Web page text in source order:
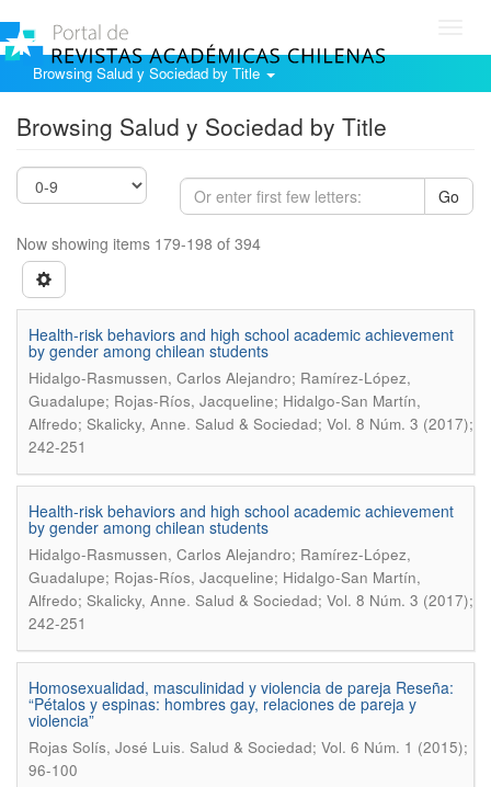
Browsing Salud y Sociedad by Title
Browsing Salud y Sociedad by Title
Go
Now showing items 179-198 of 394
Health-risk behaviors and high school academic achievement
by gender among chilean students
Hidalgo-Rasmussen, Carlos Alejandro; Ramírez-López,
Guadalupe; Rojas-Ríos, Jacqueline; Hidalgo-San Martín,
Alfredo; Skalicky, Anne. Salud & Sociedad; Vol. 8 Núm. 3 (2017);
242-251
Health-risk behaviors and high school academic achievement
by gender among chilean students
Hidalgo-Rasmussen, Carlos Alejandro; Ramírez-López,
Guadalupe; Rojas-Ríos, Jacqueline; Hidalgo-San Martín,
Alfredo; Skalicky, Anne. Salud & Sociedad; Vol. 8 Núm. 3 (2017);
242-251
Homosexualidad, masculinidad y violencia de pareja Reseña:
“Pétalos y espinas: hombres gay, relaciones de pareja y
violencia”
Rojas Solís, José Luis. Salud & Sociedad; Vol. 6 Núm. 1 (2015);
96-100